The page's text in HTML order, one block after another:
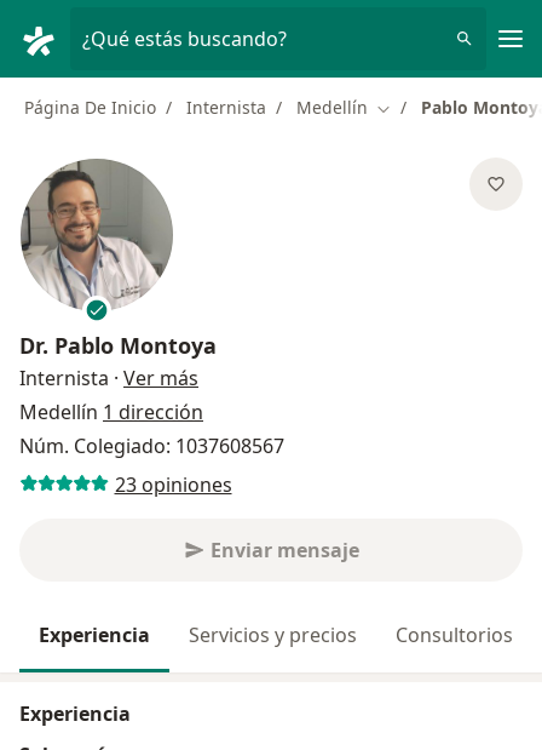
¿Qué estás buscando?
Página De Inicio Internista Medellín Cambiar de ciudad
Pablo
Dr. Pablo Montoya
Internista · Ver más
Medellín 1 dirección
Núm. Colegiado: 1037608567
23 opiniones
Enviar mensaje
Experiencia Servicios y precios Consultorios
Experiencia